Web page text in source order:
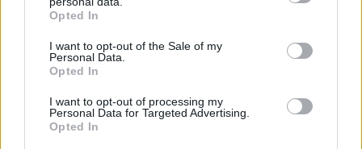
grant or deny consent to Google and its third-party tags to
use your data for below specified purposes in below Google
consent section.
Opted In
I want to opt-out of the Sale of my
Personal Data.
Opted In
I want to opt-out of processing my
Personal Data for Targeted Advertising.
Opted In
Cut The Rope Northern Heights Candy